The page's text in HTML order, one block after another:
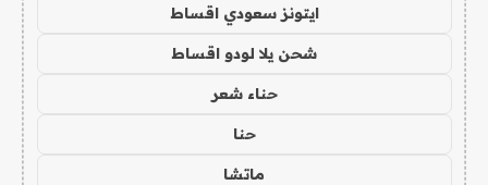
ايتونز سعودي اقساط
شحن يلا لودو اقساط
حناء شعر
حنا
ماتشا